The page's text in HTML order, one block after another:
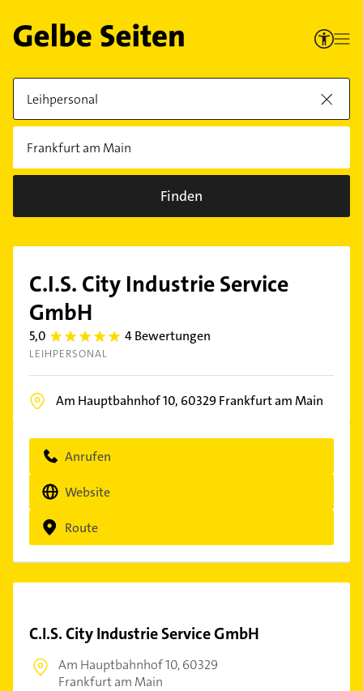
Finden
C.I.S. City Industrie Service
GmbH
5,0 5.0 4 Bewertungen
LEIHPERSONAL
Am Hauptbahnhof 10, 60329Frankfurt am Main
Anrufen
Website
Route
C.I.S. City Industrie Service GmbH
Am Hauptbahnhof 10,60329
Frankfurt am Main